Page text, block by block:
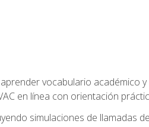
vocabulario
en línea con orientación
simulaciones de llamadas